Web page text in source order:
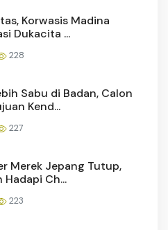
Korwasis Madina
Dukacita ...
228
Sabu di Badan, Calon
Kend...
227
Merek Jepang Tutup,
Hadapi Ch...
223